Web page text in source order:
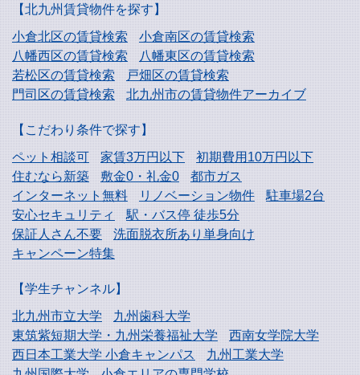
【北九州賃貸物件を探す】
小倉北区の賃貸検索
小倉南区の賃貸検索
八幡西区の賃貸検索
八幡東区の賃貸検索
若松区の賃貸検索
戸畑区の賃貸検索
門司区の賃貸検索
北九州市の賃貸物件アーカイブ
【こだわり条件で探す】
ペット相談可
家賃3万円以下
初期費用10万円以下
住むなら新築
敷金0・礼金0
都市ガス
インターネット無料
リノベーション物件
駐車場2台
安心セキュリティ
駅・バス停 徒歩5分
保証人さん不要
洗面脱衣所あり単身向け
キャンペーン特集
【学生チャンネル】
北九州市立大学
九州歯科大学
東筑紫短期大学・九州栄養福祉大学
西南女学院大学
西日本工業大学小倉キャンパス
九州工業大学